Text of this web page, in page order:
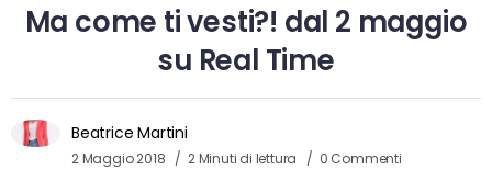
Ma come ti vesti?! dal 2 maggio
su Real Time
Beatrice Martini
2 Maggio 2018 2 Minuti di lettura 0 Commenti